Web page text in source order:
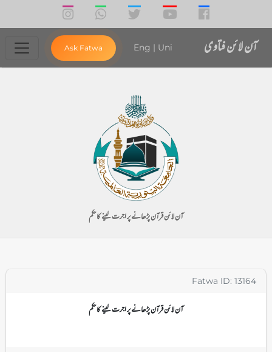
آن لائن فتاوی Eng|Uni
Ask Fatwa
آن لائن قرآن پڑھانے پر اجرت لینے کا حکم
Fatwa ID: 13164
آن لائن قرآن پڑھانے پر اجرت لینے کا حکم